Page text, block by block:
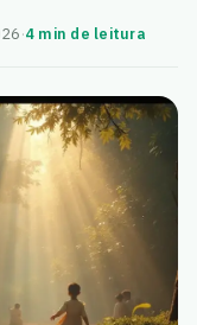
·4 min de leitura